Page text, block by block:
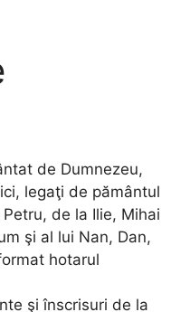
de Dumnezeu,
legaţi de pământul
de la Ilie, Mihai
şi al lui Nan, Dan,
hotarul
şi înscrisuri de la